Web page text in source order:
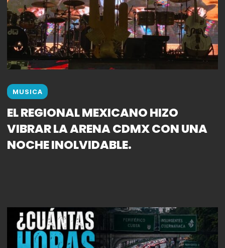
MUSICA
EL REGIONAL MEXICANO HIZO
VIBRAR LA ARENA CDMX CON UNA
NOCHE INOLVIDABLE.